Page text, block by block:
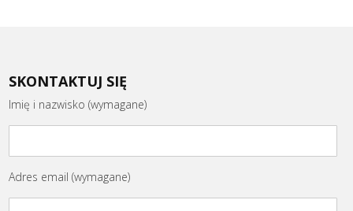
SKONTAKTUJ SIĘ
Imię i nazwisko (wymagane)
Adres email (wymagane)